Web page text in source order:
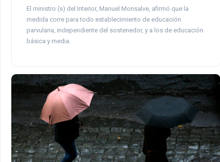
El ministro (s) del Interior, Manuel Monsalve, afirmó que la
medida corre para todo establecimiento de educación
parvularia, independiente del sostenedor, y a los de educación
básica y media.